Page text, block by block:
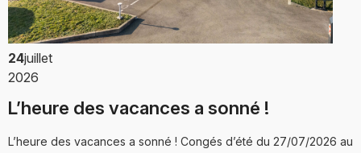
24juillet
2026
L’heure des vacances a sonné !
L’heure des vacances a sonné ! Congés d’été du 27/07/2026 au